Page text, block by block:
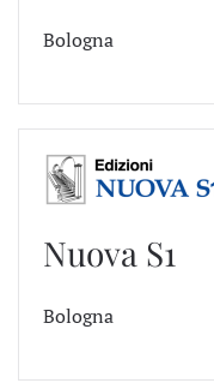
Bologna
Nuova S1
Bologna